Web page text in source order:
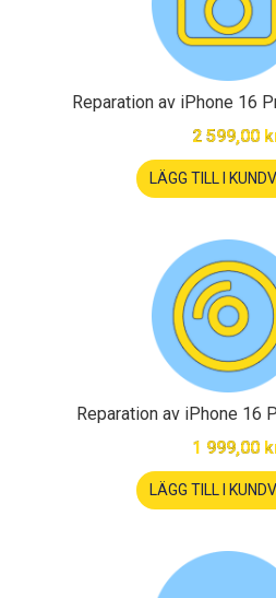
Reparation av iPhone 16
2 599,00
LÄGG TILL I
Reparation av iPhone 16
1 999,00
LÄGG TILL I